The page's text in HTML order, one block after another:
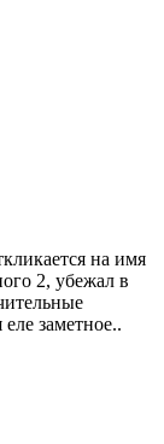
на имя
2, убежал в
заметное..